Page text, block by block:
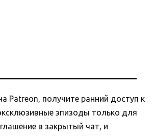
Patreon, получите ранний доступ к
эпизоды только для
в закрытый чат, и